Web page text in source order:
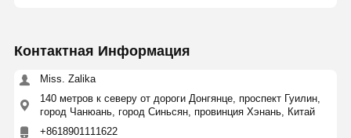
Допустимый
момент (Н·м)
Контактная Информация
Miss. Zalika
140 метров к северу от дороги Донгянце, проспект Гуилин,
город Чанюань, город Синьсян, провинция Хэнань, Китай
+8618901111622